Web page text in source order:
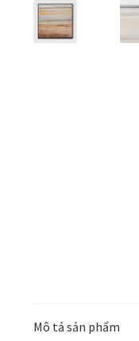
Mô tả sản phẩm